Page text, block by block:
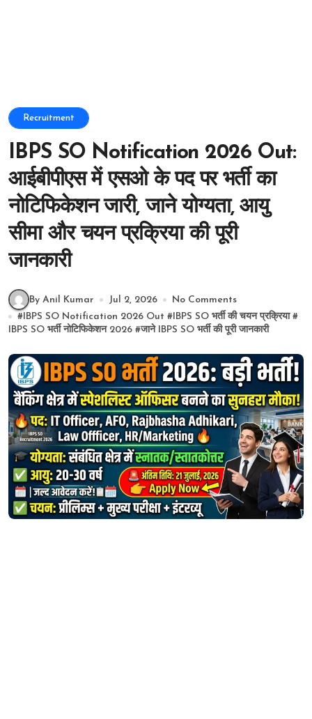
Recruitment
IBPS SO Notification 2026 Out:
आईबीपीएस में एसओ के पद पर भर्ती का
नोटिफिकेशन जारी, जाने योग्यता, आयु
सीमा और चयन प्रक्रिया की पूरी
जानकारी
By Anil Kumar Jul 2, 2026
No Comments
#IBPS SO Notification 2026 Out #IBPS SO भर्ती की चयन प्रक्रिया #
IBPS SO भर्ती नोटिफिकेशन 2026 #जाने IBPS SO भर्ती की पूरी जानकारी